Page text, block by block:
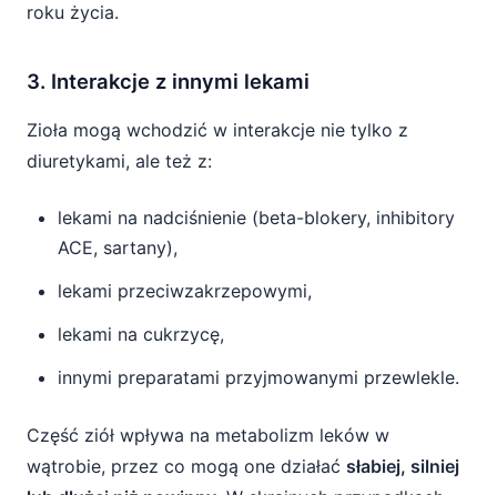
roku życia.
3. Interakcje z innymi lekami
Zioła mogą wchodzić w interakcje nie tylko z
diuretykami, ale też z:
lekami na nadciśnienie (beta-blokery, inhibitory
ACE, sartany),
lekami przeciwzakrzepowymi,
lekami na cukrzycę,
innymi preparatami przyjmowanymi przewlekle.
Część ziół wpływa na metabolizm leków w
wątrobie, przez co mogą one działać słabiej, silniej